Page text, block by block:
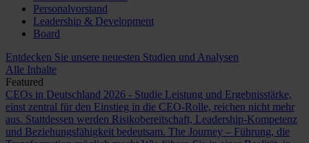
Personalvorstand
Leadership & Development
Board
Entdecken Sie unsere neuesten Studien und Analysen
Alle Inhalte
Featured
CEOs in Deutschland 2026 - Studie Leistung und Ergebnisstärke,
einst zentral für den Einstieg in die CEO-Rolle, reichen nicht mehr
aus. Stattdessen werden Risikobereitschaft, Leadership-Kompetenz
und Beziehungsfähigkeit bedeutsam. The Journey – Führung, die